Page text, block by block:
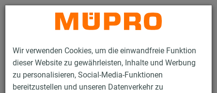
Wir verwenden Cookies, um die einwandfreie Funktion
dieser Website zu gewährleisten, Inhalte und Werbung
zu personalisieren, Social-Media-Funktionen
bereitzustellen und unseren Datenverkehr zu
Kontakt